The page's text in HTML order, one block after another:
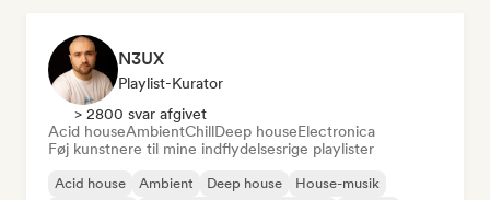
N3UX
Playlist-Kurator
> 2800 svar afgivet
Acid houseAmbientChillDeep houseElectronica
Føj kunstnere til mine indflydelsesrige playlister
Acid house Ambient Deep house
House-musik